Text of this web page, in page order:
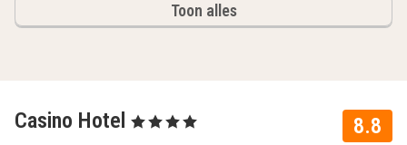
Toon alles
8.8
Casino Hotel , 4 Sterren